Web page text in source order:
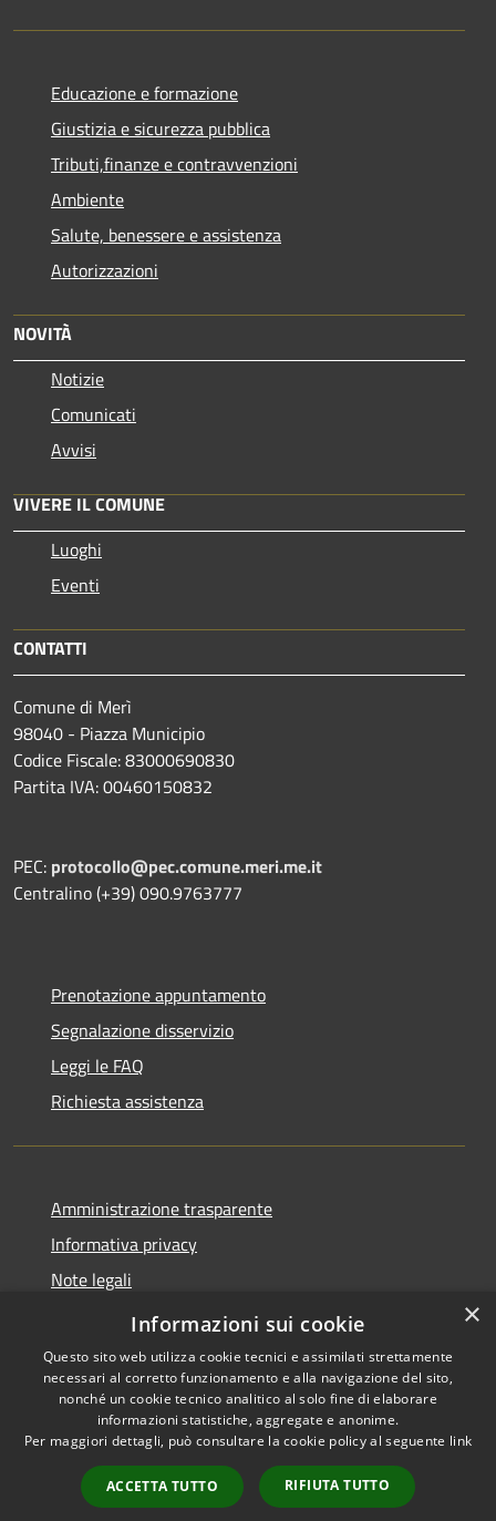
Educazione e formazione
Giustizia e sicurezza pubblica
Tributi,finanze e contravvenzioni
Ambiente
Salute, benessere e assistenza
Autorizzazioni
NOVITÀ
Notizie
Comunicati
Avvisi
VIVERE IL COMUNE
Luoghi
Eventi
CONTATTI
Comune di Merì
98040 - Piazza Municipio
Codice Fiscale: 83000690830
Partita IVA: 00460150832
PEC: protocollo@pec.comune.meri.me.it
Centralino (+39) 090.9763777
Prenotazione appuntamento
Segnalazione disservizio
Leggi le FAQ
Richiesta assistenza
Amministrazione trasparente
Informativa privacy
Note legali
Dichiarazione di accessibilità
Accessibilità
Copyright © 2026 • Comune di
Merì • Powered by
Municipium•
Accesso
redazione
×
Informazioni sui cookie
Questo sito web utilizza cookie tecnici e assimilati strettamente
necessari al corretto funzionamento e alla navigazione del sito,
nonché un cookie tecnico analitico al solo fine di elaborare
informazioni statistiche, aggregate e anonime.
Per maggiori dettagli, può consultare la cookie policy al seguente link
ACCETTA TUTTO RIFIUTA TUTTO